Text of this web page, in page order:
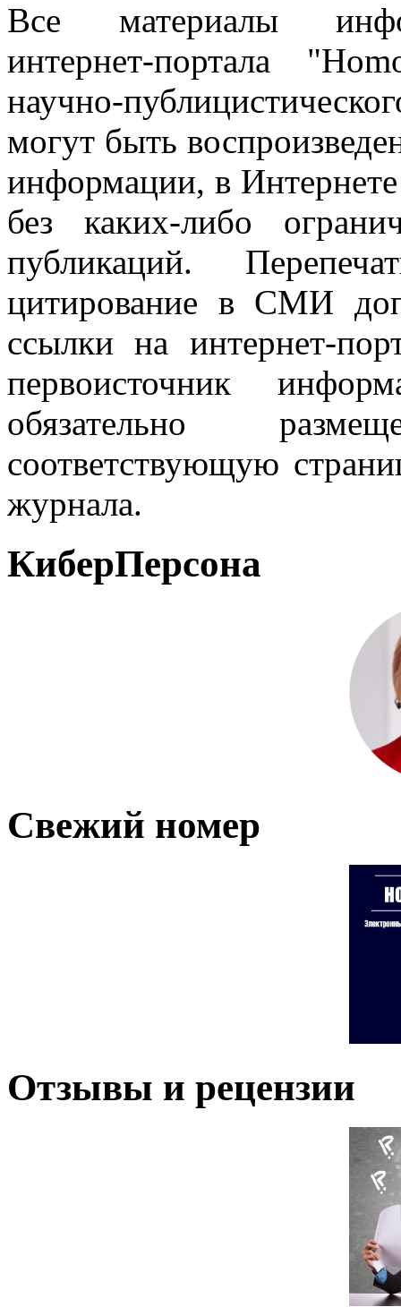
Все материалы
интернет-портала
научно-
могут быть
информации, в
без каких-либо
публикаций.
цитирование в СМИ
ссылки на интернет-
первоисточник
обязательно
соответствующую
журнала.
КиберПерсона
Свежий номер
Отзывы и рецензии